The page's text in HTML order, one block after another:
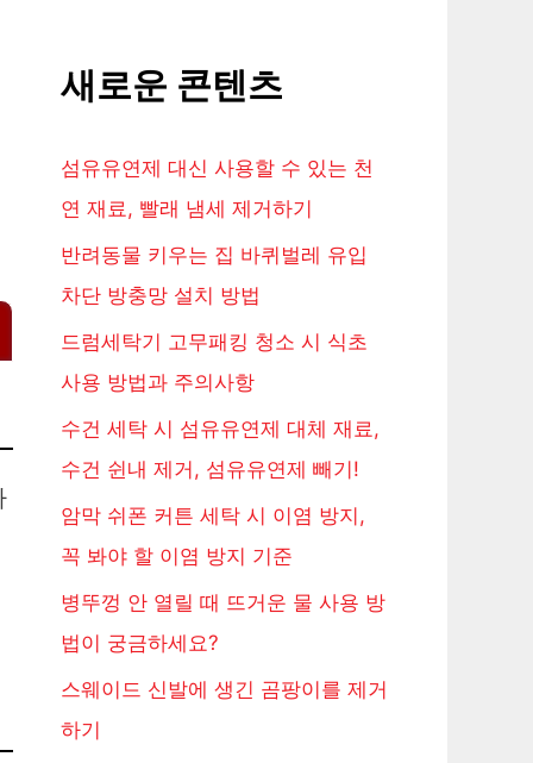
새로운 콘텐츠
섬유유연제 대신 사용할 수 있는 천
연 재료, 빨래 냄세 제거하기
반려동물 키우는 집 바퀴벌레 유입
차단 방충망 설치 방법
드럼세탁기 고무패킹 청소 시 식초
사용 방법과 주의사항
수건 세탁 시 섬유유연제 대체 재료,
수건 쉰내 제거, 섬유유연제 빼기!
암막 쉬폰 커튼 세탁 시 이염 방지,
꼭 봐야 할 이염 방지 기준
병뚜껑 안 열릴 때 뜨거운 물 사용 방
법이 궁금하세요?
스웨이드 신발에 생긴 곰팡이를 제거
하기